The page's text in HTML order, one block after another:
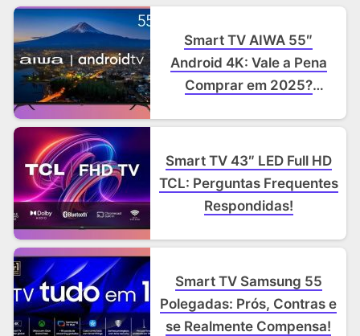
Smart TV AIWA 55″
Android 4K: Vale a Pena
Comprar em 2025?
Smart TV 43″ LED Full HD
TCL: Perguntas Frequentes
Respondidas!
Smart TV Samsung 55
Polegadas: Prós, Contras e
se Realmente Compensa!